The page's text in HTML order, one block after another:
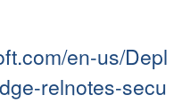
en-us/Depl
relnotes-secu